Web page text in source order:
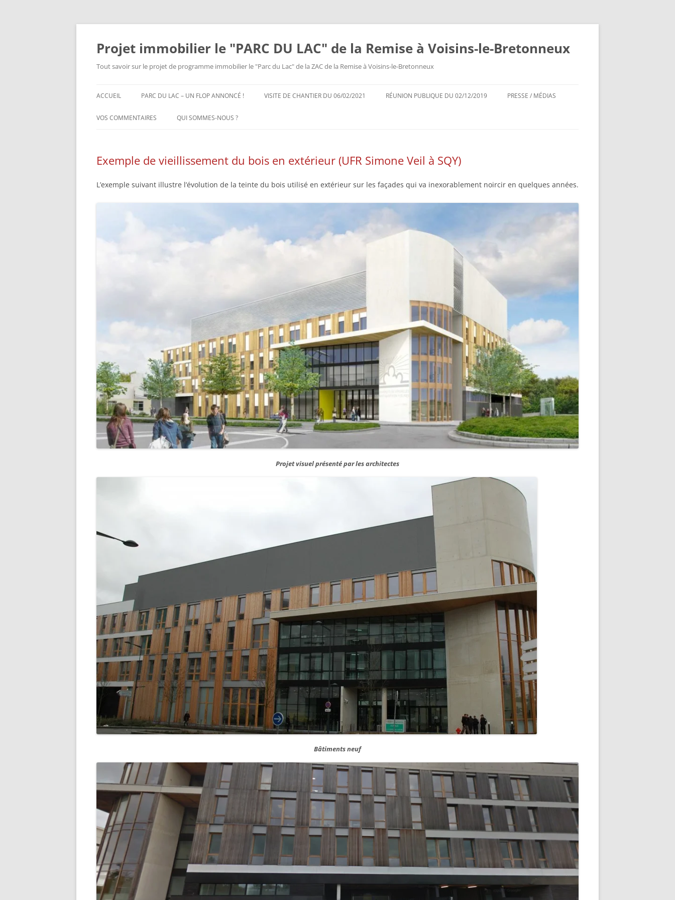
Projet immobilier le "PARC DU LAC" de la Remise à Voisins-le-Bretonneux
Tout savoir sur le projet de programme immobilier le "Parc du Lac" de la ZAC de la Remise à Voisins-le-Bretonneux
au
ACCUEIL PARC DU LAC – UN FLOP ANNONCÉ ! VISITE DE CHANTIER DU 06/02/2021 RÉUNION PUBLIQUE DU 02/12/2019 PRESSE / MÉDIAS
VOS COMMENTAIRES QUI SOMMES-NOUS ?
Exemple de vieillissement du bois en extérieur (UFR Simone Veil à SQY)
L’exemple suivant illustre l’évolution de la teinte du bois utilisé en extérieur sur les façades qui va inexorablement noircir en quelques années.
Projet visuel présenté par les architectes
Bâtiments neuf